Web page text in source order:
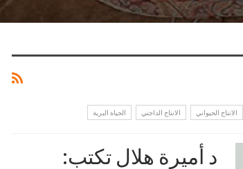
الانتاج الحيواني الانتاج الداجني الحياة البرية
د أميرة هلال تكتب: